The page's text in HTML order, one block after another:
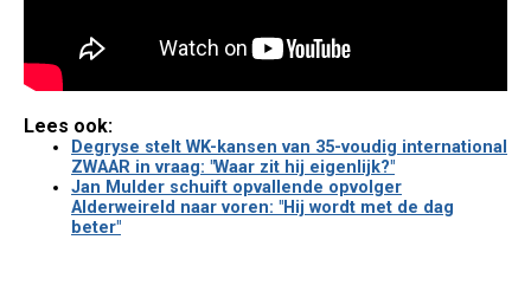
Lees ook:
Degryse stelt WK-kansen van 35-voudig international
ZWAAR in vraag: "Waar zit hij eigenlijk?"
Jan Mulder schuift opvallende opvolger
Alderweireld naar voren: "Hij wordt met de dag
beter"